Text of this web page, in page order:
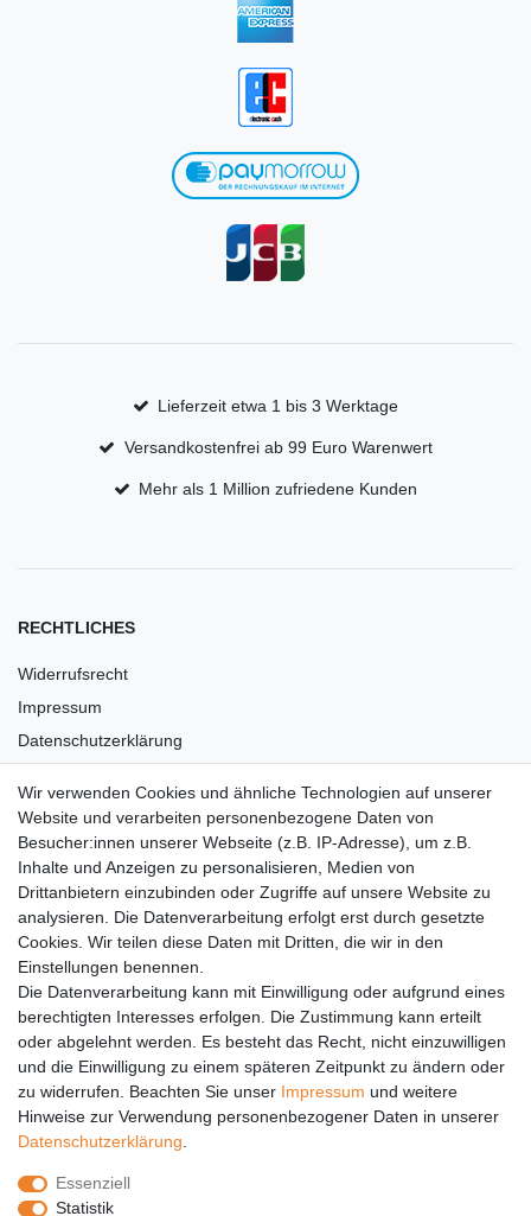
Lieferzeit etwa 1 bis 3 Werktage
Versandkostenfrei ab 99 Euro Warenwert
Mehr als 1 Million zufriedene Kunden
RECHTLICHES
Widerrufsrecht
Impressum
Datenschutzerklärung
Versandkosten
Barrierefreiheit
Anleitungen
Vertrag widerrufen
PARTNER
DHL
GLS
PaketPLUS
SPONSORING
Malchower SV 90
Wir verwenden Cookies und ähnliche Technologien auf unserer
Website und verarbeiten personenbezogene Daten von
Besucher:innen unserer Webseite (z.B. IP-Adresse), um z.B.
Inhalte und Anzeigen zu personalisieren, Medien von
Drittanbietern einzubinden oder Zugriffe auf unsere Website zu
analysieren. Die Datenverarbeitung erfolgt erst durch gesetzte
Cookies. Wir teilen diese Daten mit Dritten, die wir in den
Einstellungen benennen.
Die Datenverarbeitung kann mit Einwilligung oder aufgrund eines
berechtigten Interesses erfolgen. Die Zustimmung kann erteilt
oder abgelehnt werden. Es besteht das Recht, nicht einzuwilligen
und die Einwilligung zu einem späteren Zeitpunkt zu ändern oder
zu widerrufen. Beachten Sie unser Impressum und weitere
Hinweise zur Verwendung personenbezogener Daten in unserer
Daten­schutz­erklärung
Essenziell
Statistik